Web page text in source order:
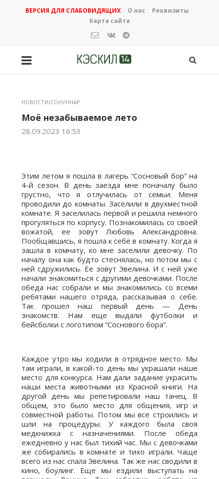
ВЕРСИЯ ДЛЯ СЛАБОВИДЯЩИХ О нас
Реквизиты
Карта сайта
НОВОСТИ/СОНУННАР
Моё незабываемое лето
28.09.2023 16:53
Этим летом я пошла в лагерь “Сосновый бор” на
4-й сезон. В день заезда мне поначалу было
грустно, что я отлучилась от семьи. Меня
проводили до комнаты. Заселили в двухместной
комнате. Я заселилась первой и решила немного
прогуляться по корпусу. Познакомилась со своей
вожатой, ее зовут Любовь Александровна.
Пообщавшись, я пошла к себе в комнату. Когда я
зашла в комнату, ко мне заселили девочку. По
началу она как будто стеснялась, но потом мы с
ней сдружились. Ее зовут Эвелина. И с ней уже
начали знакомиться с другими девочками. После
обеда нас собрали и мы знакомились со всеми
ребятами нашего отряда, рассказывая о себе.
Так прошел наш первый день — День
знакомств. Нам еще выдали футболки и
бейсболки с логотипом “Соснового бора”.
Каждое утро мы ходили в отрядное место. Мы
там играли, в какой-то день мы украшали наше
место для конкурса. Нам дали задание украсить
наши места животными из Красной книги. На
другой день мы репетировали наш танец. В
общем, это было место для общения, игр и
совместной работы. Потом мы все строились и
шли на процедуры. У каждого была своя
медкнижка с назначениями. После обеда
ежедневно у нас был тихий час. Мы с девочками
же собирались в комнате и тихо играли. Чаще
всего из нас спала Эвелина. Так же нас сводили в
кино, боулинг. Еще мы ездили выступать на